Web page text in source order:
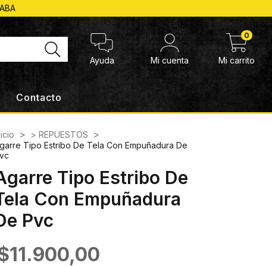
Ayuda Mi cuenta Mi carrito
0
Contacto
> > REPUESTOS >
Tipo Estribo De Tela Con Empuñadura De
Tipo Estribo De
Con Empuñadura
Pvc